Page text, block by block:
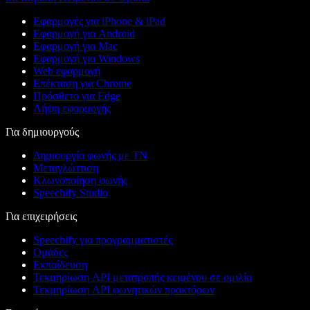
Εφαρμογές για iPhone & iPad
Εφαρμογή για Android
Εφαρμογή για Mac
Εφαρμογή για Windows
Web εφαρμογή
Επέκταση για Chrome
Πρόσθετο για Edge
Λήψη εφαρμογής
Για δημιουργούς
Δημιουργία φωνής με ΤΝ
Μεταγλώττιση
Κλωνοποίηση φωνής
Speechify Studio
Για επιχειρήσεις
Speechify για προγραμματιστές
Ομάδες
Εκπαίδευση
Τεκμηρίωση API μετατροπής κειμένου σε ομιλία
Τεκμηρίωση API φωνητικών πρακτόρων